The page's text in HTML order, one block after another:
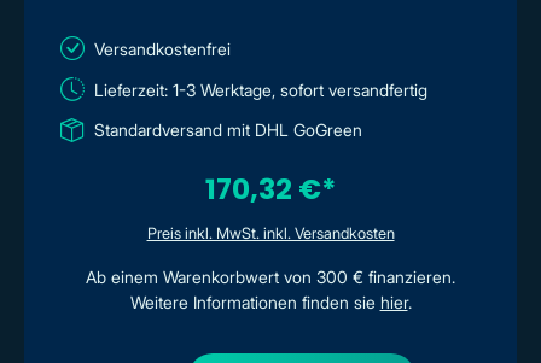
Versandkostenfrei
Lieferzeit: 1-3 Werktage, sofort versandfertig
Standardversand mit DHL GoGreen
170,32 €*
Preis inkl. MwSt. inkl. Versandkosten
Ab einem Warenkorbwert von 300 € finanzieren.
Weitere Informationen finden sie hier.